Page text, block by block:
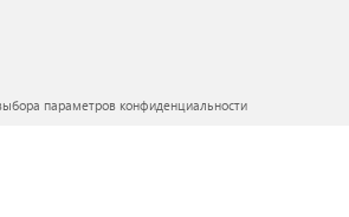
параметров конфиденциальности